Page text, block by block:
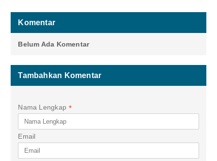
Komentar
Belum Ada Komentar
Tambahkan Komentar
Nama Lengkap *
Email